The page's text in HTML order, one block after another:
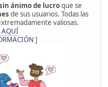
ánimo de lucroque se
de sus usuarios. Todas las
valiosas.
AQUÍ
]